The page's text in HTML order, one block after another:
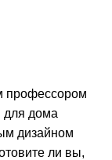
профессором
для дома
дизайном
ли вы,